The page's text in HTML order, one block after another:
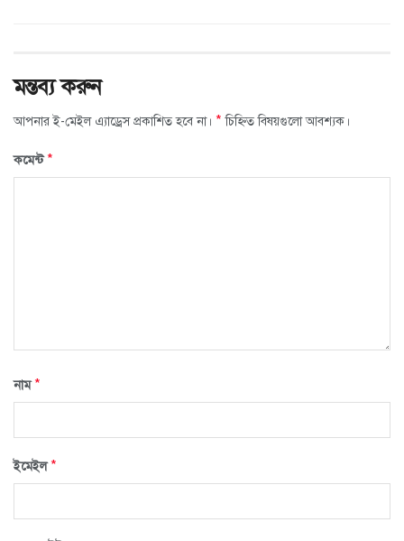
মন্তব্য করুন
আপনার ই-মেইল এ্যাড্রেস প্রকাশিত হবে না। * চিহ্নিত বিষয়গুলো আবশ্যক।
কমেন্ট*
নাম*
ইমেইল*